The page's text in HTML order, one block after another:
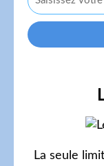
La seule